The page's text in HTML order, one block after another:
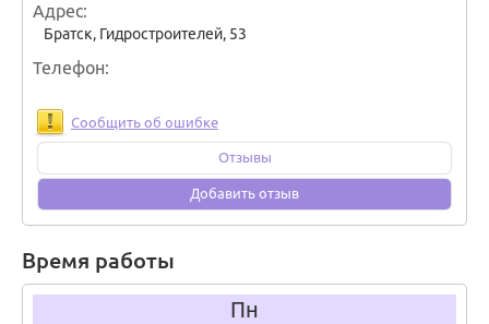
Адрес
Братск, Гидростроителей, 53
Телефон
Сообщить об ошибке
Отзывы
Добавить отзыв
Время работы
Пн